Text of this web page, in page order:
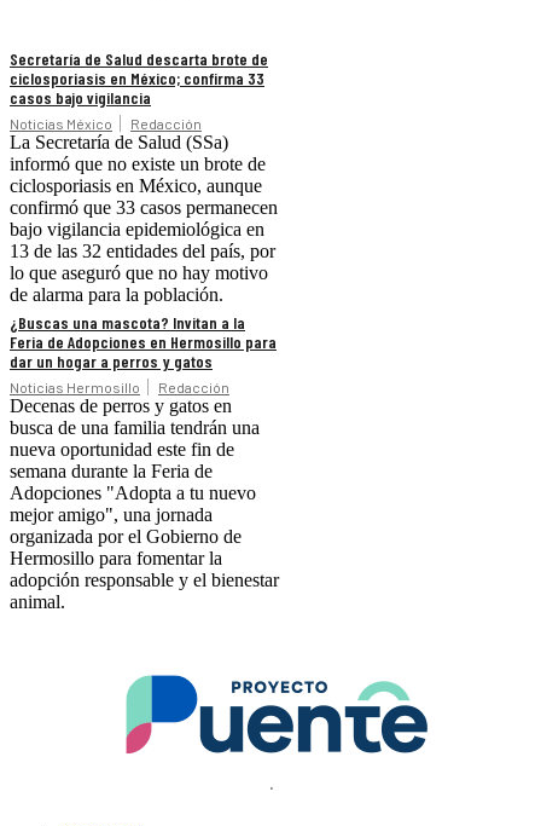
Secretaría de Salud descarta brote de
ciclosporiasis en México; confirma 33
casos bajo vigilancia
Noticias México Redacción
La Secretaría de Salud (SSa)
informó que no existe un brote de
ciclosporiasis en México, aunque
confirmó que 33 casos permanecen
bajo vigilancia epidemiológica en
13 de las 32 entidades del país, por
lo que aseguró que no hay motivo
de alarma para la población.
¿Buscas una mascota? Invitan a la
Feria de Adopciones en Hermosillo para
dar un hogar a perros y gatos
Noticias Hermosillo Redacción
Decenas de perros y gatos en
busca de una familia tendrán una
nueva oportunidad este fin de
semana durante la Feria de
Adopciones "Adopta a tu nuevo
mejor amigo", una jornada
organizada por el Gobierno de
Hermosillo para fomentar la
adopción responsable y el bienestar
animal.
.